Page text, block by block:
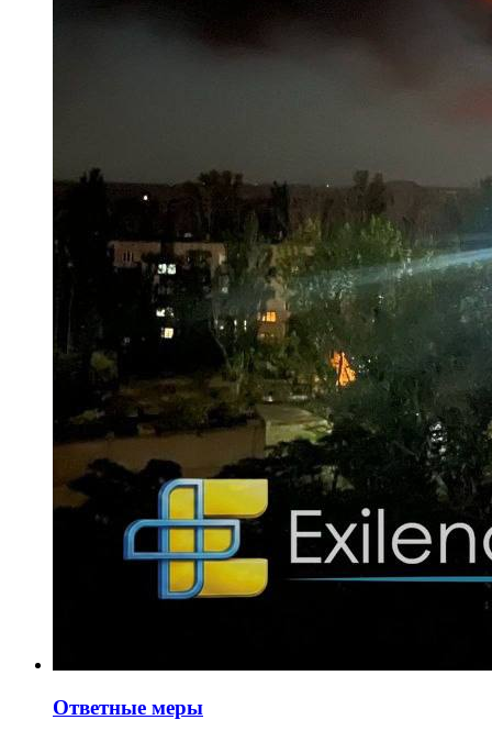
Ответные меры